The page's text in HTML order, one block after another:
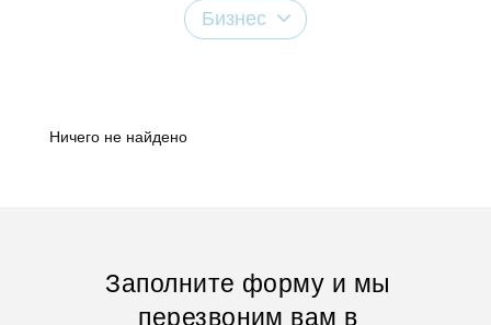
Бизнес
Ничего не найдено
Заполните форму и мы
перезвоним вам в